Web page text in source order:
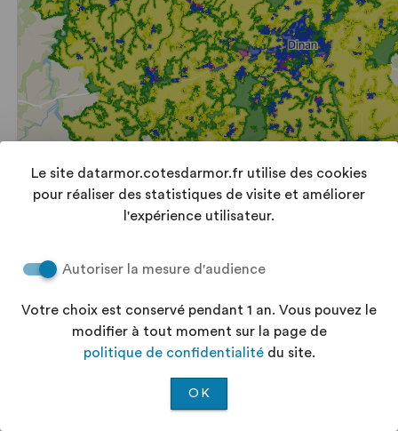
Le site datarmor.cotesdarmor.fr utilise des cookies
pour réaliser des statistiques de visite et améliorer
l'expérience utilisateur.
Autoriser la mesure d'audience
Votre choix est conservé pendant 1 an. Vous pouvez le
modifier à tout moment sur la page de
politique de confidentialitédu site.
OK